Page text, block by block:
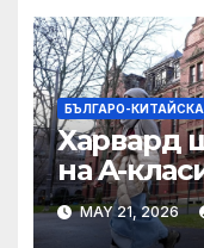
БЪЛГАРО-
Харвард
на A-
силната
MAY 21, 2026